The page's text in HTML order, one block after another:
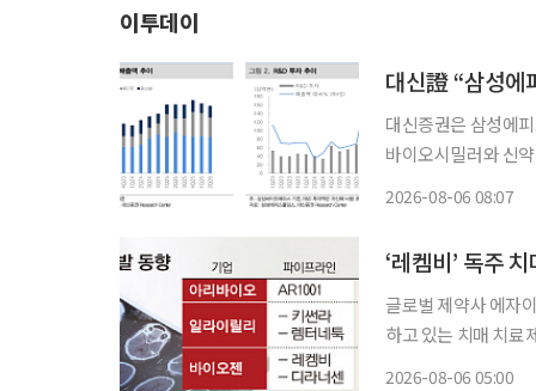
이투데이
대신증권은 삼성에
바이오시밀러와 신
2026-08-06 08:07
‘레켐비’ 독주
글로벌 제약사 에자
하고 있는 치매 치료
2026-08-06 05:00